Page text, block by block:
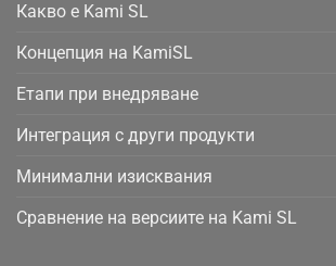
Какво е Kami SL
Концепция на KamiSL
Етапи при внедряване
Интеграция с други продукти
Минимални изисквания
Сравнение на версиите на Kami SL